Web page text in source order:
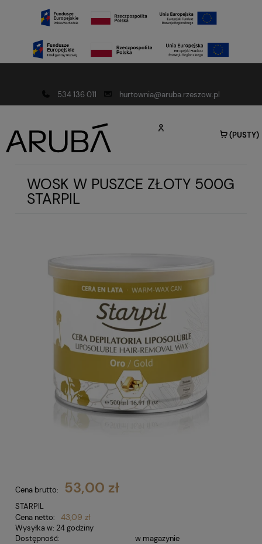
534 136 011
hurtownia@aruba.rzeszow.pl
(PUSTY)
WOSK W PUSZCE ZŁOTY 500G
STARPIL
Cena brutto: 53,00 zł
STARPIL
Cena netto:
43,09 zł
Wysyłka w: 24 godziny
Dostępność:
w magazynie